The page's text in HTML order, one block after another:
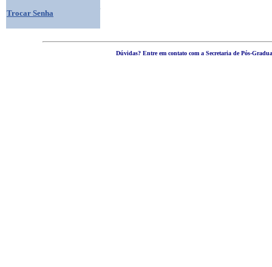
Trocar Senha
Dúvidas? Entre em contato com a Secretaria de Pós-